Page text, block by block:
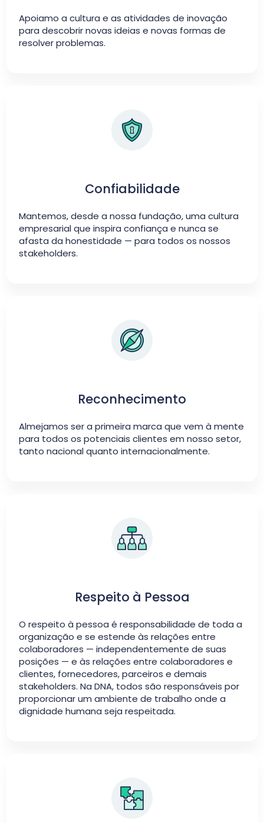
Apoiamo a cultura e as atividades de inovação
para descobrir novas ideias e novas formas de
resolver problemas.
Confiabilidade
Mantemos, desde a nossa fundação, uma cultura
empresarial que inspira confiança e nunca se
afasta da honestidade — para todos os nossos
stakeholders.
Reconhecimento
Almejamos ser a primeira marca que vem à mente
para todos os potenciais clientes em nosso setor,
tanto nacional quanto internacionalmente.
Respeito à Pessoa
O respeito à pessoa é responsabilidade de toda a
organização e se estende às relações entre
colaboradores — independentemente de suas
posições — e às relações entre colaboradores e
clientes, fornecedores, parceiros e demais
stakeholders. Na DNA, todos são responsáveis por
proporcionar um ambiente de trabalho onde a
dignidade humana seja respeitada.